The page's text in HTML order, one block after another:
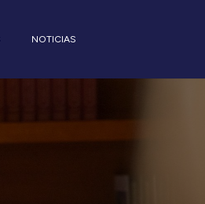
NOTICIAS